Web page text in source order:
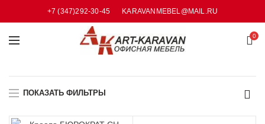
+7 (347)292-30-45 KARAVANMEBEL@MAIL.RU
0
ПОКАЗАТЬ ФИЛЬТРЫ